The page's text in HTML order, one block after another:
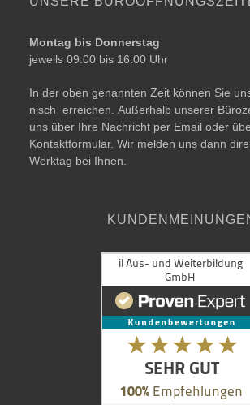
Montag bis Donnerstag
jeweils 09:00 bis 16:00 Uhr
In der oben genann­ten Zeit kön­nen Sie
nisch errei­chen. Außerhalb unse­rer
uns über Ihre Nachricht per Email oder
Kontaktformular. Wir mel­den uns dann
Werktag bei Ihnen.